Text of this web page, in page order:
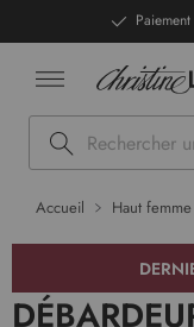
Rechercher
Accueil Haut femme